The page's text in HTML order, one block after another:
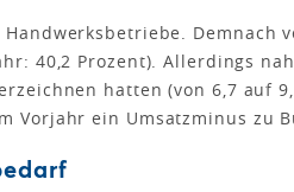
Demnach
40,2 Prozent). Allerdings
hatten (von 6,7 auf
Vorjahr ein Umsatzminus zu